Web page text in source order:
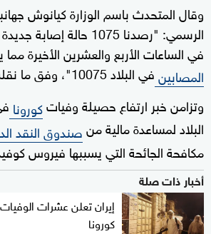
وقال المتحدث باسم الوزارة كيانوش
في الساعات الأربع والعشرين الأخيرة
المصابينفي البلاد 10075"، وفق ما نقلت "رويترز".
وتزامن خبر ارتفاع حصيلة وفياتكورونا
البلاد لمساعدة مالية منصندوق النقد
مكافحة الجائحة التي يسببها فيروس كوفيد
أخبار ذات صلة
إيران تعلن عشرات
كورونا